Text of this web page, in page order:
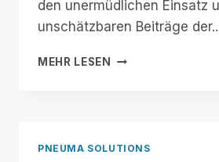
den unermüdlichen Einsatz
unschätzbaren Beiträge
MEHR LESEN
NATIONALER
PNEUMA SOLUTIONS